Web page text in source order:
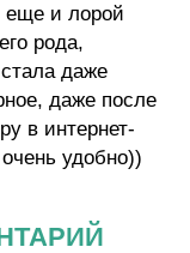
еще и лорой
рода,
даже
даже после
в интернет-
удобно))